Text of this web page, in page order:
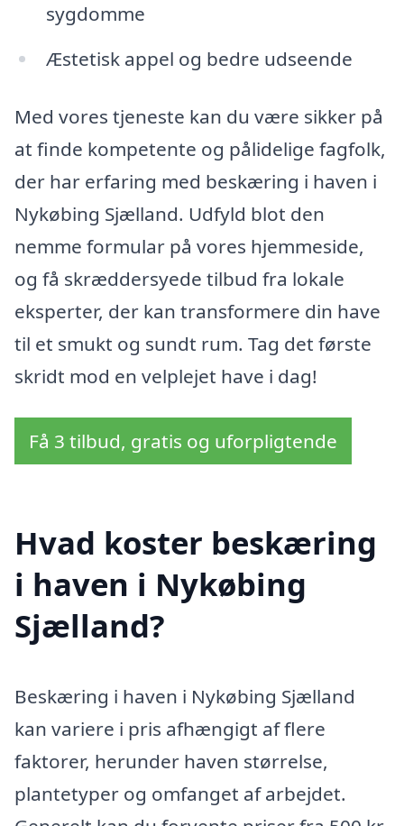
sygdomme
Æstetisk appel og bedre udseende
Med vores tjeneste kan du være sikker på
at finde kompetente og pålidelige fagfolk,
der har erfaring med beskæring i haven i
Nykøbing Sjælland. Udfyld blot den
nemme formular på vores hjemmeside,
og få skræddersyede tilbud fra lokale
eksperter, der kan transformere din have
til et smukt og sundt rum. Tag det første
skridt mod en velplejet have i dag!
Få 3 tilbud, gratis og uforpligtende
Hvad koster beskæring
i haven i Nykøbing
Sjælland?
Beskæring i haven i Nykøbing Sjælland
kan variere i pris afhængigt af flere
faktorer, herunder haven størrelse,
plantetyper og omfanget af arbejdet.